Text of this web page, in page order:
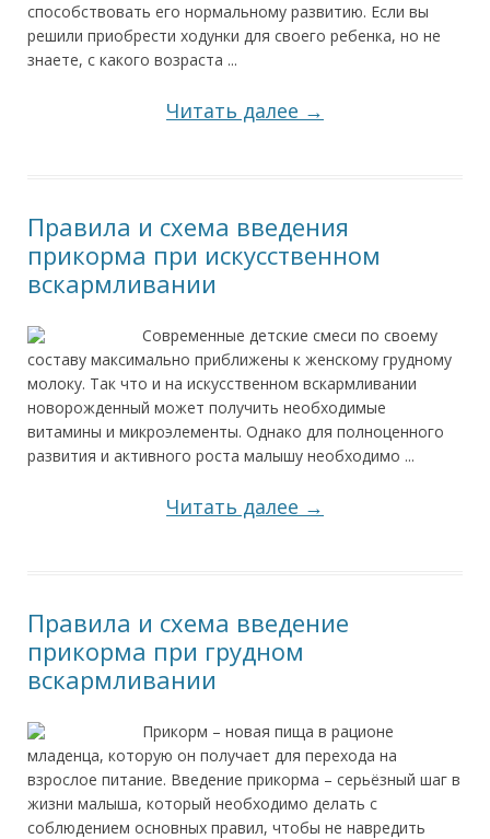
способствовать его нормальному развитию. Если вы
решили приобрести ходунки для своего ребенка, но не
знаете, с какого возраста ...
Читать далее →
Правила и схема введения
прикорма при искусственном
вскармливании
Современные детские смеси по своему
составу максимально приближены к женскому грудному
молоку. Так что и на искусственном вскармливании
новорожденный может получить необходимые
витамины и микроэлементы. Однако для полноценного
развития и активного роста малышу необходимо ...
Читать далее →
Правила и схема введение
прикорма при грудном
вскармливании
Прикорм – новая пища в рационе
младенца, которую он получает для перехода на
взрослое питание. Введение прикорма – серьёзный шаг в
жизни малыша, который необходимо делать с
соблюдением основных правил, чтобы не навредить